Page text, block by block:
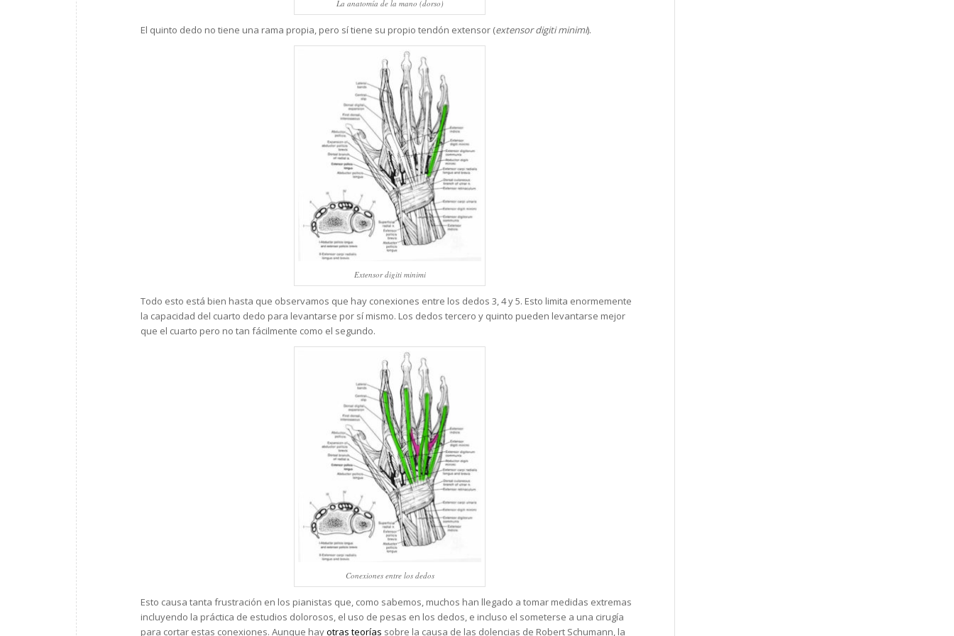
La anatomía de la mano (dorso)
El quinto dedo no tiene una rama propia, pero sí tiene su propio tendón extensor (extensor digiti minimi).
Extensor digiti minimi
Todo esto está bien hasta que observamos que hay conexiones entre los dedos 3, 4 y 5. Esto limita enormemente
la capacidad del cuarto dedo para levantarse por sí mismo. Los dedos tercero y quinto pueden levantarse mejor
que el cuarto pero no tan fácilmente como el segundo.
Conexiones entre los dedos
Esto causa tanta frustración en los pianistas que, como sabemos, muchos han llegado a tomar medidas extremas
incluyendo la práctica de estudios dolorosos, el uso de pesas en los dedos, e incluso el someterse a una cirugía
para cortar estas conexiones. Aunque hayotras teorías sobre la causa de las dolencias de Robert Schumann, la